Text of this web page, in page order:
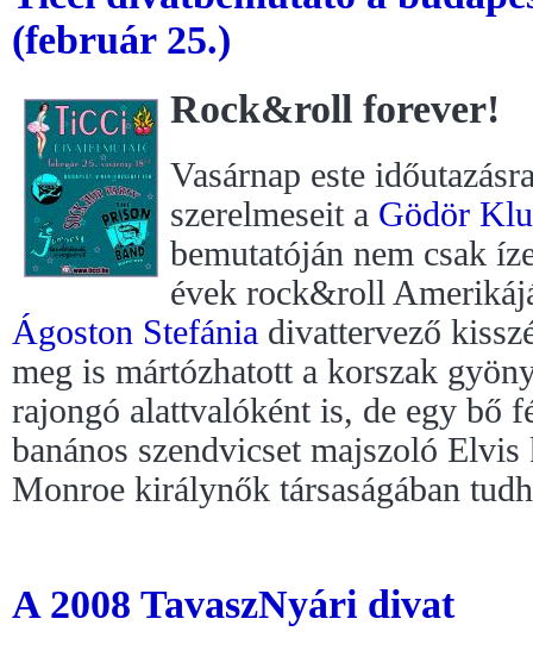
(február 25.)
Rock&roll forever!
Vasárnap este
szerelmeseit a Gödör
bemutatóján nem csak
évek rock&roll
Ágoston Stefánia divattervező
meg is mártózhatott a korszak
rajongó alattvalóként is, de egy bő
banános szendvicset majszoló
Monroe királynők társaságában
A 2008 TavaszNyári divat